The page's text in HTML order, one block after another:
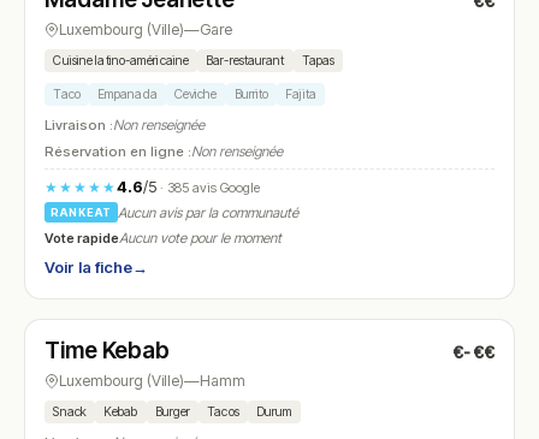
Luxembourg (Ville)—Gare
Cuisine latino-américaine Bar-restaurant Tapas
Taco Empanada Ceviche Burrito Fajita
Livraison :Non renseignée
Réservation en ligne :Non renseignée
★★★★★4.6/5· 385 avis Google
RANKEAT
Aucun avis par la communauté
Vote rapideAucun vote pour le moment
Voir la fiche→
N° 10
Time Kebab €-€€
Luxembourg (Ville)—Hamm
Snack Kebab Burger Tacos Durum